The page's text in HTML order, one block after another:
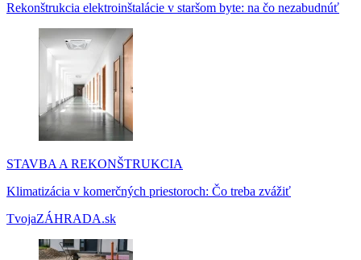
Rekonštrukcia elektroinštalácie v staršom byte: na čo nezabudnúť
STAVBA A REKONŠTRUKCIA
Klimatizácia v komerčných priestoroch: Čo treba zvážiť
TvojaZÁHRADA.sk